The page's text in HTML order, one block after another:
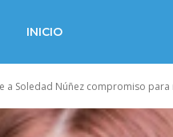
INICIO
a Soledad Núñez compromiso